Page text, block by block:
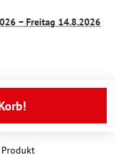
− Freitag 14.8.2026
Produkt